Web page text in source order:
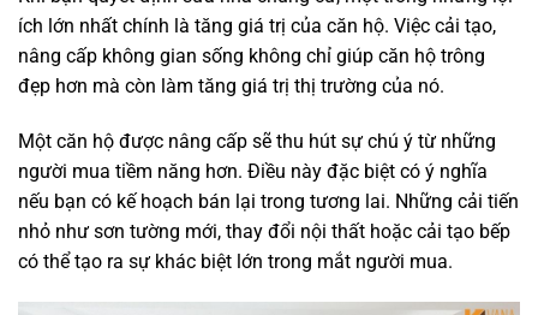
ích lớn nhất chính là tăng giá trị của căn hộ. Việc cải tạo,
nâng cấp không gian sống không chỉ giúp căn hộ trông
đẹp hơn mà còn làm tăng giá trị thị trường của nó.
Một căn hộ được nâng cấp sẽ thu hút sự chú ý từ những
người mua tiềm năng hơn. Điều này đặc biệt có ý nghĩa
nếu bạn có kế hoạch bán lại trong tương lai. Những cải tiến
nhỏ như sơn tường mới, thay đổi nội thất hoặc cải tạo bếp
có thể tạo ra sự khác biệt lớn trong mắt người mua.